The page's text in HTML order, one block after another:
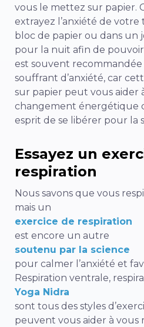
vous le mettez sur papier.
extrayez l’anxiété de
bloc de papier ou dans un
pour la nuit afin de
est souvent
souffrant d’anxiété, car
sur papier peut vous aider
changement énergétique
esprit de se libérer pour la
Essayez un
respiration
Nous savons que vous
mais un
exercice de respiration
est encore un autre
soutenu par la science
pour calmer l’anxiété et
Respiration ventrale,
Yoga Nidra
sont tous des styles
peuvent vous aider à vous